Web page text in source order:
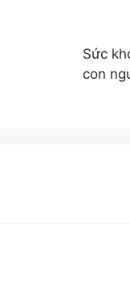
Sức
con